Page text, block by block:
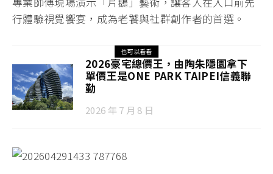
行體驗視覺饗宴，成為老饕與社群創作者的首選。
也可以看看
2026豪宅總價王，由陶朱隱園拿下
單價王是ONE PARK TAIPEI信義聯
勤
2026 年 7 月 8 日